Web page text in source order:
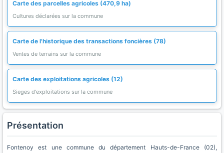
Carte des parcelles agricoles (470,9 ha)
Cultures déclarées sur la commune
Carte de l'historique des transactions foncières (78)
Ventes de terrains sur la commune
Carte des exploitations agricoles (12)
Sieges d'exploitations sur la commune
Présentation
Fontenoy est une commune du département Hauts-de-France (02),